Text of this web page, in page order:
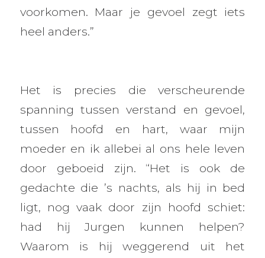
voorkomen. Maar je gevoel zegt iets
heel anders.”
Het is precies die verscheurende
spanning tussen verstand en gevoel,
tussen hoofd en hart, waar mijn
moeder en ik allebei al ons hele leven
door geboeid zijn. “Het is ook de
gedachte die ’s nachts, als hij in bed
ligt, nog vaak door zijn hoofd schiet:
had hij Jurgen kunnen helpen?
Waarom is hij weggerend uit het